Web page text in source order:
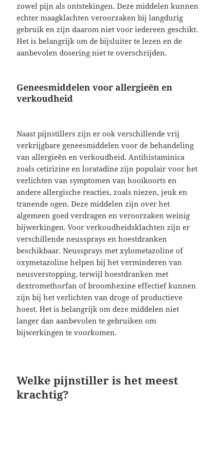
zowel pijn als ontstekingen. Deze middelen kunnen
echter maagklachten veroorzaken bij langdurig
gebruik en zijn daarom niet voor iedereen geschikt.
Het is belangrijk om de bijsluiter te lezen en de
aanbevolen dosering niet te overschrijden.
Geneesmiddelen voor allergieën en
verkoudheid
Naast pijnstillers zijn er ook verschillende vrij
verkrijgbare geneesmiddelen voor de behandeling
van allergieën en verkoudheid. Antihistaminica
zoals cetirizine en loratadine zijn populair voor het
verlichten van symptomen van hooikoorts en
andere allergische reacties, zoals niezen, jeuk en
tranende ogen. Deze middelen zijn over het
algemeen goed verdragen en veroorzaken weinig
bijwerkingen. Voor verkoudheidsklachten zijn er
verschillende neussprays en hoestdranken
beschikbaar. Neussprays met xylometazoline of
oxymetazoline helpen bij het verminderen van
neusverstopping, terwijl hoestdranken met
dextromethorfan of broomhexine effectief kunnen
zijn bij het verlichten van droge of productieve
hoest. Het is belangrijk om deze middelen niet
langer dan aanbevolen te gebruiken om
bijwerkingen te voorkomen.
Welke pijnstiller is het meest
krachtig?